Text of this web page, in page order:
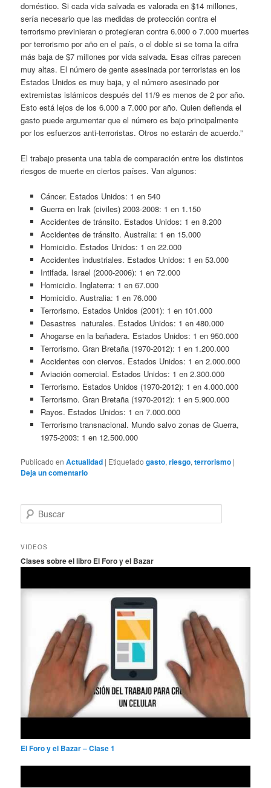
doméstico. Si cada vida salvada es valorada en $14 millones,
sería necesario que las medidas de protección contra el
terrorismo previnieran o protegieran contra 6.000 o 7.000 muertes
por terrorismo por año en el país, o el doble si se toma la cifra
más baja de $7 millones por vida salvada. Esas cifras parecen
muy altas. El número de gente asesinada por terroristas en los
Estados Unidos es muy baja, y el número asesinado por
extremistas islámicos después del 11/9 es menos de 2 por año.
Esto está lejos de los 6.000 a 7.000 por año. Quien defienda el
gasto puede argumentar que el número es bajo principalmente
por los esfuerzos anti-terroristas. Otros no estarán de acuerdo.”
El trabajo presenta una tabla de comparación entre los distintos
riesgos de muerte en ciertos países. Van algunos:
Cáncer. Estados Unidos: 1 en 540
Guerra en Irak (civiles) 2003-2008: 1 en 1.150
Accidentes de tránsito. Estados Unidos: 1 en 8.200
Accidentes de tránsito. Australia: 1 en 15.000
Homicidio. Estados Unidos: 1 en 22.000
Accidentes industriales. Estados Unidos: 1 en 53.000
Intifada. Israel (2000-2006): 1 en 72.000
Homicidio. Inglaterra: 1 en 67.000
Homicidio. Australia: 1 en 76.000
Terrorismo. Estados Unidos (2001): 1 en 101.000
Desastres naturales. Estados Unidos: 1 en 480.000
Ahogarse en la bañadera. Estados Unidos: 1 en 950.000
Terrorismo. Gran Bretaña (1970-2012): 1 en 1.200.000
Accidentes con ciervos. Estados Unidos: 1 en 2.000.000
Aviación comercial. Estados Unidos: 1 en 2.300.000
Terrorismo. Estados Unidos (1970-2012): 1 en 4.000.000
Terrorismo. Gran Bretaña (1970-2012): 1 en 5.900.000
Rayos. Estados Unidos: 1 en 7.000.000
Terrorismo transnacional. Mundo salvo zonas de Guerra,
1975-2003: 1 en 12.500.000
Publicado en Actualidad | Etiquetado gasto,riesgo,terrorismo |
Deja un comentario
u
c
r
VIDEOS
Clases sobre el libro El Foro y el Bazar
El Foro y el Bazar – Clase 1